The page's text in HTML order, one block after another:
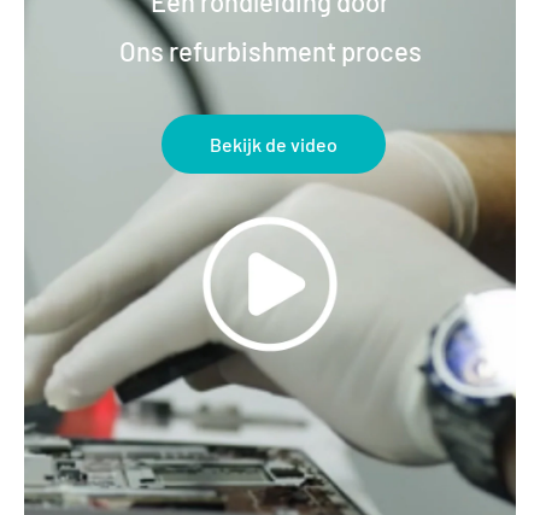
Ons refurbishment proces
Bekijk de video